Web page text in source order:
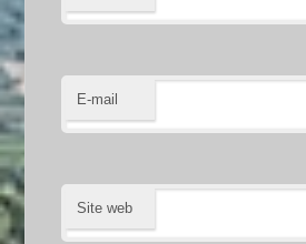
E-mail
Site web